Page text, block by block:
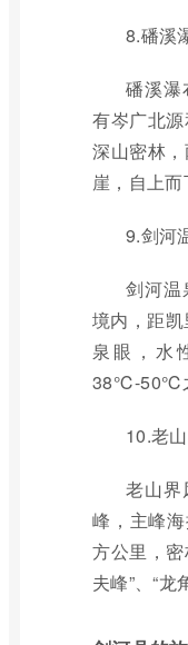
8.磻溪
磻溪瀑
有岑广北
深山密林
崖，自上
9.剑河
剑河温
境内，距
泉眼，水
38℃-50℃
10.老
老山界
峰，主峰
方公里，密
夫峰”、“